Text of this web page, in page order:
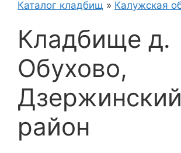
Каталог кладбищ » Калужская
Кладбище д.
Обухово,
Дзержинский
район